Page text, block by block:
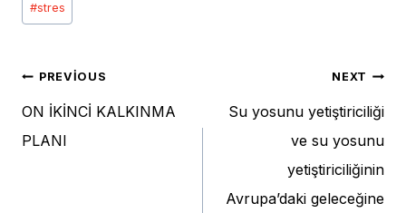
#stres
Yazı
gezinmesi
PREVIOUS
ON İKİNCİ KALKINMA
PLANI
NEXT
Su yosunu yetiştiriciliği
ve su yosunu
yetiştiriciliğinin
Avrupa’daki geleceğine